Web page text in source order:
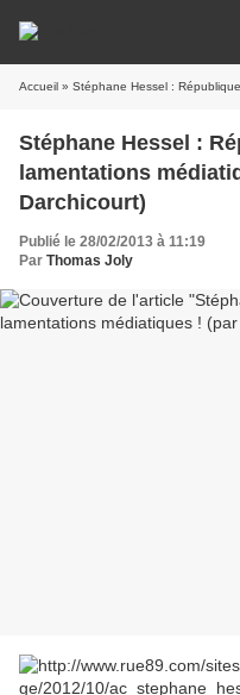
Accueil » Stéphane Hessel : République en
Stéphane Hessel :
lamentations
Darchicourt)
Publié le 28/02/2013 à 11:19
Par Thomas Joly